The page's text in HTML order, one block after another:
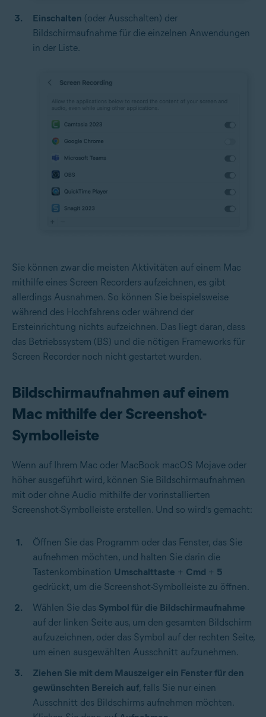
Einschalten (oder Ausschalten) der
Bildschirmaufnahme für die einzelnen Anwendungen
in der Liste.
Sie können zwar die meisten Aktivitäten auf einem Mac
mithilfe eines Screen Recorders aufzeichnen, es gibt
allerdings Ausnahmen. So können Sie beispielsweise
während des Hochfahrens oder während der
Ersteinrichtung nichts aufzeichnen. Das liegt daran, dass
das Betriebssystem (BS) und die nötigen Frameworks für
Screen Recorder noch nicht gestartet wurden.
Bildschirmaufnahmen auf einem
Mac mithilfe der Screenshot-
Symbolleiste
Wenn auf Ihrem Mac oder MacBook macOS Mojave oder
höher ausgeführt wird, können Sie Bildschirmaufnahmen
mit oder ohne Audio mithilfe der vorinstallierten
Screenshot-Symbolleiste erstellen. Und so wird‘s gemacht:
Öffnen Sie das Programm oder das Fenster, das Sie
aufnehmen möchten, und halten Sie darin die
Tastenkombination Umschalttaste + Cmd + 5
gedrückt, um die Screenshot-Symbolleiste zu öffnen.
Wählen Sie das Symbol für die Bildschirmaufnahme
auf der linken Seite aus, um den gesamten Bildschirm
aufzuzeichnen, oder das Symbol auf der rechten Seite,
um einen ausgewählten Ausschnitt aufzunehmen.
Ziehen Sie mit dem Mauszeiger ein Fenster für den
gewünschten Bereich auf, falls Sie nur einen
Ausschnitt des Bildschirms aufnehmen möchten.